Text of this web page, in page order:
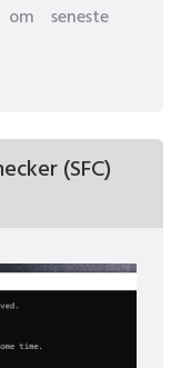
seneste
(SFC)